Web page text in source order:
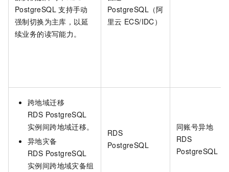
PostgreSQL 支持手动
强制切换为主库，以延
续业务的读写能力。
PostgreSQL（阿
里云 ECS/IDC）
跨地域迁移
RDS PostgreSQL
实例间跨地域迁移。
异地灾备
RDS PostgreSQL
实例间跨地域灾备组
RDS
PostgreSQL
同账号异地
RDS
PostgreSQL